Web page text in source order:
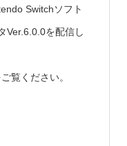
Switchソフト
Ver.6.0.0を配信し
覧ください。